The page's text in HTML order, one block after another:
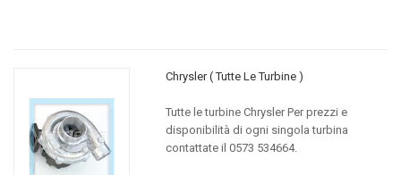
Chrysler ( Tutte Le Turbine )
Tutte le turbine Chrysler Per prezzi e
disponibilità di ogni singola turbina
contattate il 0573 534664.